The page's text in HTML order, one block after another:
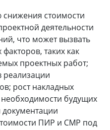
снижения стоимости
деятельности
что может вызвать
таких как
проектных работ;
реализации
рост накладных
необходимости будущих
ПИР и СМР под